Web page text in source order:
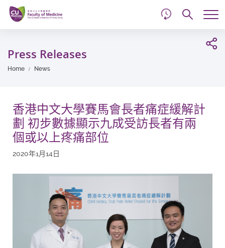
Skip
main
content
Press Releases
Home News
香港中文大學賽馬會長者痛症緩解計
劃 初步數據顯示九成受訪長者有兩
個或以上疼痛部位
2020年1月14日